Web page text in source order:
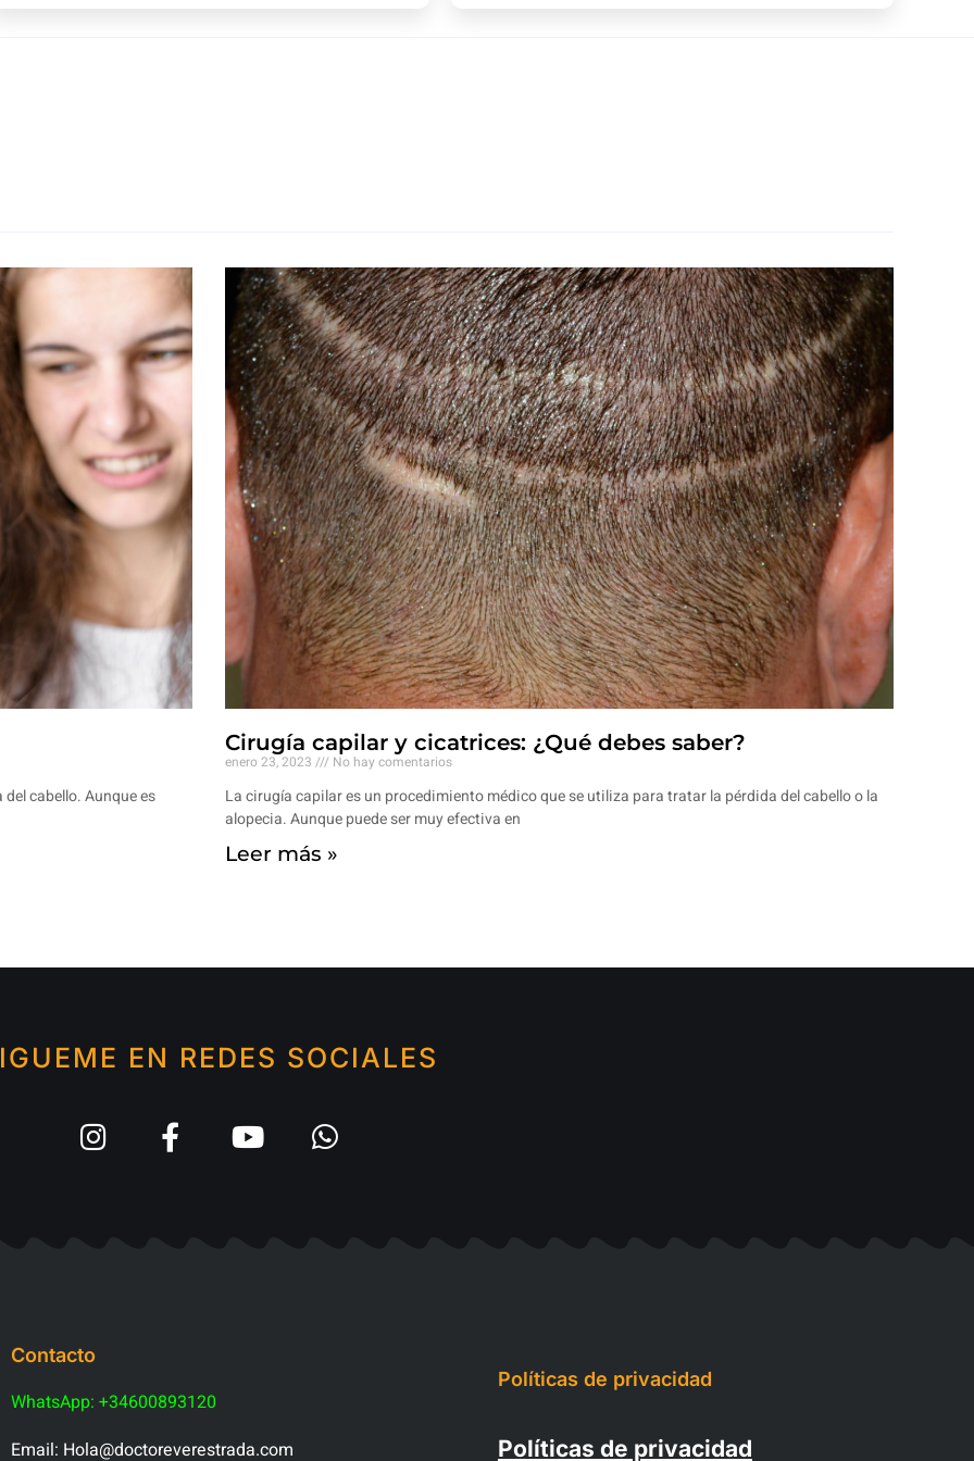
cabello. Aunque es
Cirugía capilar y cicatrices: ¿Qué debes saber?
enero 23, 2023 No hay comentarios
La cirugía capilar es un procedimiento médico que se utiliza para tratar la pérdida del cabello o la
alopecia. Aunque puede ser muy efectiva en
Leer más »
EN REDES SOCIALES
Contacto
WhatsApp: +34600893120
Email: Hola@doctoreverestrada.com
Políticas de privacidad
Políticas de privacidad